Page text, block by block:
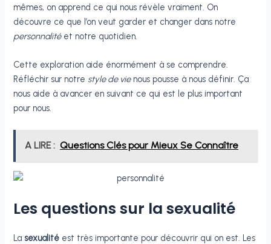
mêmes, on apprend ce qui nous révèle vraiment. On
découvre ce que l’on veut garder et changer dans notre
personnalitéet notre quotidien.
Cette exploration aide énormément à se comprendre.
Réfléchir sur notre style de vienous pousse à nous définir. Ça
nous aide à avancer en suivant ce qui est le plus important
pour nous.
A LIRE : Questions Clés pour Mieux Se Connaître
Les questions sur la sexualité
La sexualité est très importante pour découvrir qui on est. Les